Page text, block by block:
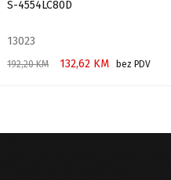
S-4554LC80D
13023
192,20KM 132,62 KM
bez PDV